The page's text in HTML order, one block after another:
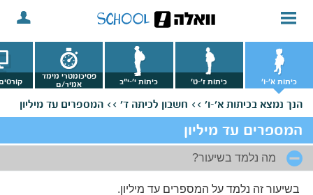
כיתות א'-ו' כיתות ז'-ט' כיתות י'-י"ב
פסיכומטרי מימד
אמיר/ם
הנך נמצא בכיתות א'-ו' >> חשבון לכיתה ד' >> המספרים עד מיליון
המספרים עד מיליון
מה נלמד בשיעור?
בשיעור זה נלמד על המספרים עד מיליון.